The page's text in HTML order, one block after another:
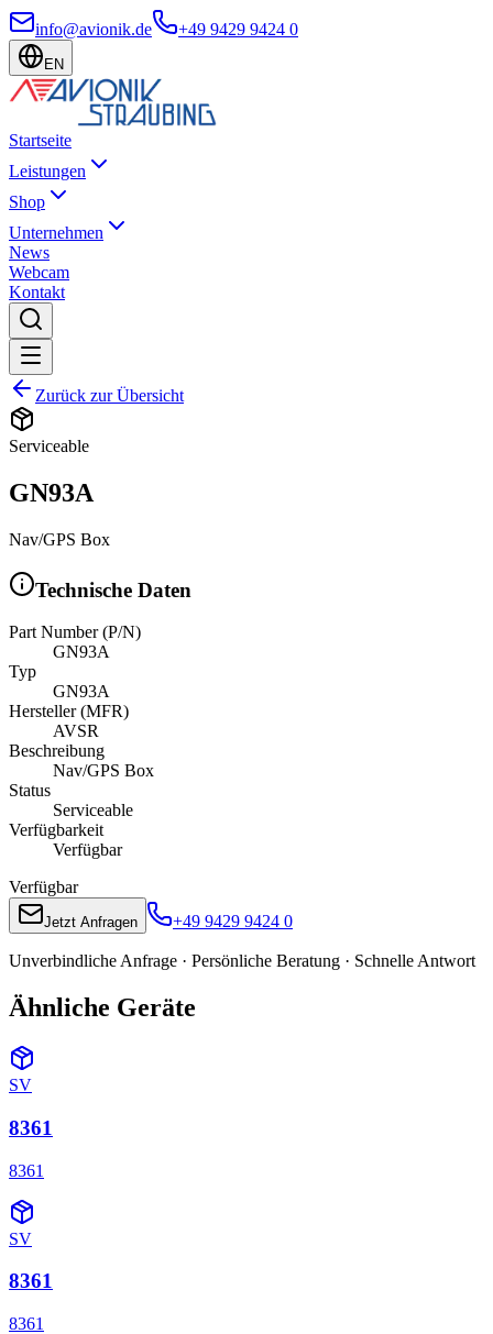
info@avionik.de +49 9429 9424 0
EN
Startseite
Leistungen
Shop
Unternehmen
News
Webcam
Kontakt
Zurück zur Übersicht
Serviceable
GN93A
Nav/GPS Box
Technische Daten
Part Number (P/N)
GN93A
Typ
GN93A
Hersteller (MFR)
AVSR
Beschreibung
Nav/GPS Box
Status
Serviceable
Verfügbarkeit
Verfügbar
Verfügbar
Jetzt Anfragen +49 9429 9424 0
Unverbindliche Anfrage · Persönliche Beratung · Schnelle Antwort
Ähnliche Geräte
SV
8361
8361
SV
8361
8361